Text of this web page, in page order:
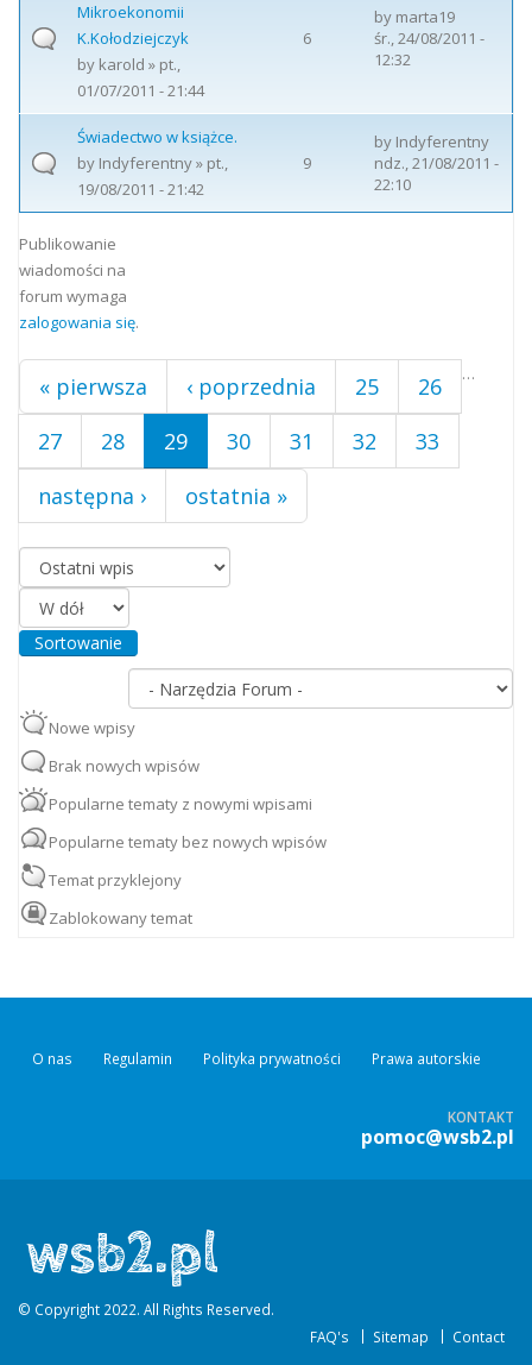
Mikroekonomii
K.Kołodziejczyk
by karold » pt.,
01/07/2011 - 21:44
6
by marta19
śr., 24/08/2011 -
12:32
Świadectwo w książce.
by Indyferentny» pt.,
19/08/2011 - 21:42
9
by Indyferentny
ndz., 21/08/2011 -
22:10
Publikowanie
wiadomości na
forum wymaga
zalogowania się.
Strony
« pierwsza ‹ poprzednia …
25
26
27
28 29 30 31 32
33
następna ›
ostatnia »
Porządkuj według
Sortowanie
Nowe wpisy
Brak nowych wpisów
Popularne tematy z nowymi wpisami
Popularne tematy bez nowych wpisów
Temat przyklejony
Zablokowany temat
O nas Regulamin Polityka prywatności Prawa autorskie
KONTAKT
pomoc@wsb2.pl
© Copyright 2022. All Rights Reserved.
FAQ's
Sitemap Contact